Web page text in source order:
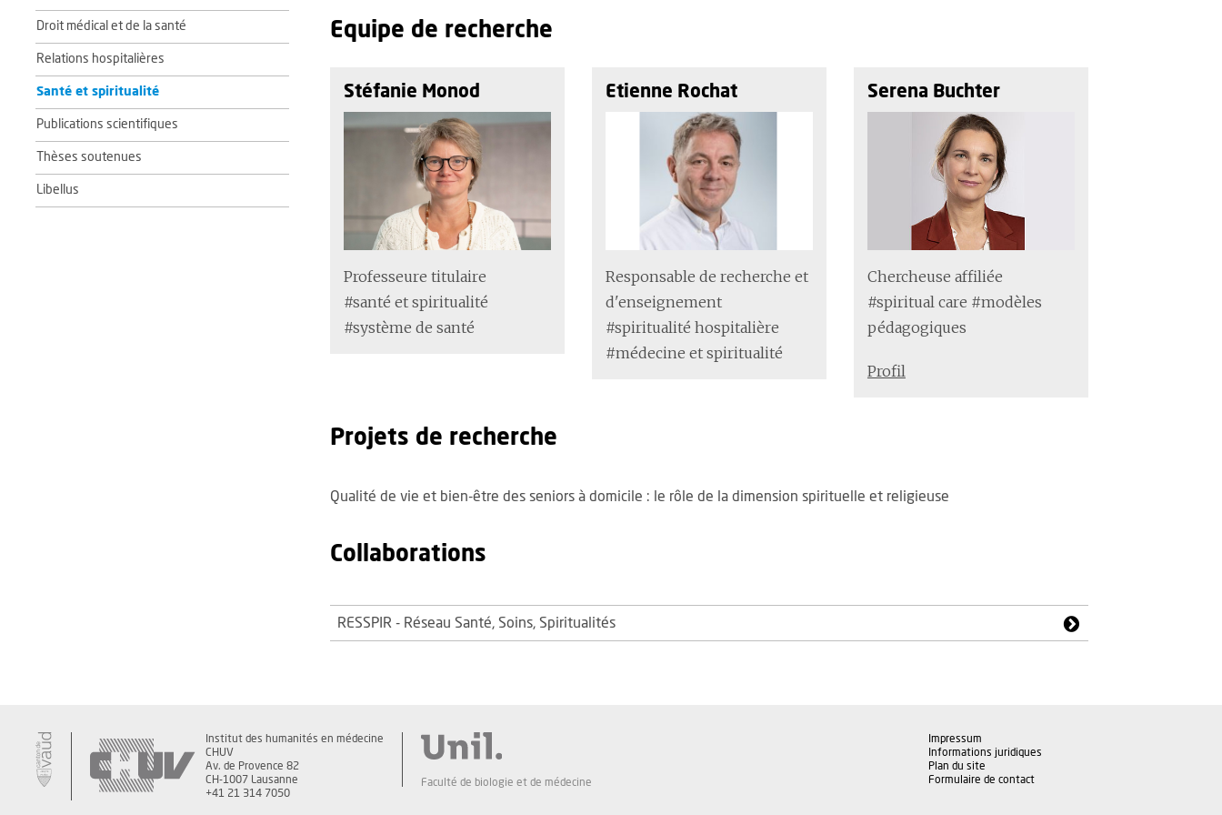
Droit médical et de la santé
Relations hospitalières
Santé et spiritualité
Publications scientifiques
Thèses soutenues
Libellus
Equipe de recherche
Stéfanie Monod
Professeure titulaire
#santé et spiritualité
#système de santé
Etienne Rochat
Responsable de recherche et
d'enseignement
#spiritualité hospitalière
#médecine et spiritualité
Serena Buchter
Chercheuse affiliée
#spiritual care #modèles
pédagogiques
Profil
Projets de recherche
Qualité de vie et bien-être des seniors à domicile : le rôle de la dimension spirituelle et religieuse
Collaborations
RESSPIR - Réseau Santé, Soins, Spiritualités
Institut des humanités en médecine
CHUV
Av. de Provence 82
CH-1007 Lausanne
+41 21 314 7050
Faculté de biologie et de médecine
Impressum
Informations juridiques
Plan du site
Formulaire de contact